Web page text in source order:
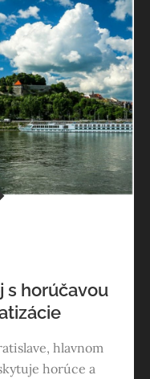
s horúčavou
hlavnom
horúce a